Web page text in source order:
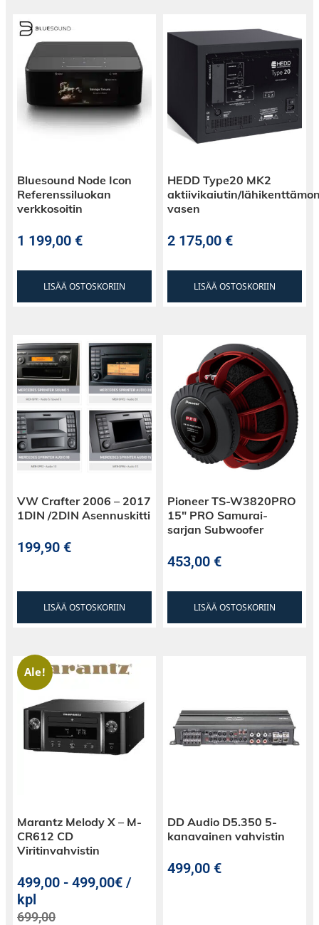
Bluesound Node Icon
Referenssiluokan
verkkosoitin
1 199,00€
LISÄÄ OSTOSKORIIN
HEDD Type20 MK2
aktiivikaiutin/
vasen
2 175,00€
LISÄÄ OSTOSKORIIN
VW Crafter 2006 – 2017
1DIN /2DIN Asennuskitti
199,90€
LISÄÄ OSTOSKORIIN
Pioneer TS-W3820PRO
15″ PRO Samurai-
sarjan Subwoofer
453,00€
LISÄÄ OSTOSKORIIN
Ale!
Marantz Melody X – M-
CR612 CD
Viritinvahvistin
499,00 -499,00€ /
kpl
699,00
DD Audio D5.350 5-
kanavainen vahvistin
499,00€